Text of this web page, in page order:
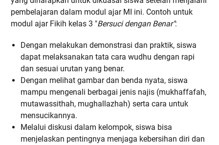
pembelajaran dalam modul ajar MI ini. Contoh untuk
modul ajar Fikih kelas 3 "Bersuci dengan Benar":
Dengan melakukan demonstrasi dan praktik, siswa
dapat melaksanakan tata cara wudhu dengan rapi
dan sesuai urutan yang benar.
Dengan melihat gambar dan benda nyata, siswa
mampu mengenali berbagai jenis najis (mukhaffafah,
mutawassithah, mughallazhah) serta cara untuk
mensucikannya.
Melalui diskusi dalam kelompok, siswa bisa
menjelaskan pentingnya menjaga kebersihan diri dan